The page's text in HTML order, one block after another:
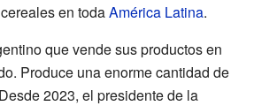
en todaAmérica Latina.
que vende sus productos en
Produce una enorme cantidad de
2023, el presidente de la